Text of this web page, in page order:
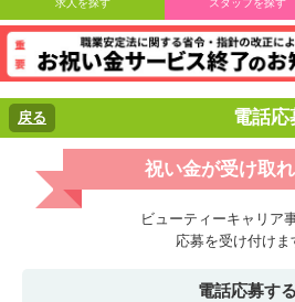
求人を探す スタッフを探す
戻る 電話応
祝い金が受け取れ
ビューティーキャリア
応募を受け付けま
電話応募する